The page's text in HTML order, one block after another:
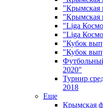
"Крымская
"Крымская
"Liga
"Liga
"Кубок
"Кубок
2020"
Турнир
2018
Еще
Крымская